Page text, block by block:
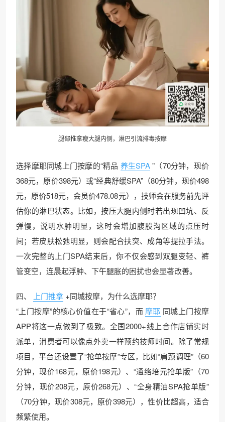
腿部推拿瘦大腿内侧，淋巴引流排毒按摩
选择摩耶同城上门按摩的“精品 养生SPA”（70分钟，现价
368元，原价398元）或“经典舒缓SPA”（80分钟，现价498
元，原价518元，会员价478.08元），技师会在服务前先评
估你的淋巴状态。比如，按压大腿内侧时若出现凹坑、反
弹慢，说明水肿明显，这时会增加腹股沟区域的点压时
间；若皮肤松弛明显，则会配合扶突、成角等提拉手法。
一次完整的上门SPA结束后，你不仅会感到双腿变轻、裤
管变空，连晨起浮肿、下午腿胀的困扰也会显著改善。
四、 上门推拿 +同城按摩，为什么选摩耶？
“上门按摩”的核心价值在于“省心”，而 摩耶 同城上门按摩
APP将这一点做到了极致。全国2000+线上合作店铺实时
派单，消费者可以像点外卖一样预约技师时间。除了常规
项目，平台还设置了“抢单按摩”专区，比如“肩颈调理”（60
分钟，现价168元，原价198元）、“通络培元抢单版”（70
分钟，现价208元，原价268元）、“全身精油SPA抢单版”
（70分钟，现价308元，原价398元），性价比超高，适合
频繁使用。